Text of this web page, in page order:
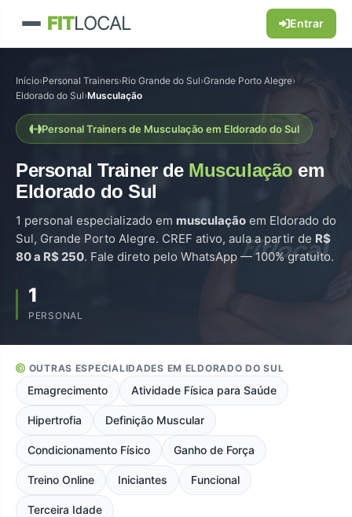
FITLOCAL Entrar
Início›Personal Trainers›Rio Grande do Sul›Grande Porto Alegre›
Eldorado do Sul›Musculação
Personal Trainers de Musculação em Eldorado do Sul
Personal Trainer de Musculação em
Eldorado do Sul
1 personal especializado em musculação em Eldorado do
Sul, Grande Porto Alegre. CREF ativo, aula a partir de R$
80 a R$ 250. Fale direto pelo WhatsApp — 100% gratuito.
1
PERSONAL
OUTRAS ESPECIALIDADES EM ELDORADO DO SUL
Emagrecimento Atividade Física para Saúde
Hipertrofia Definição Muscular
Condicionamento Físico Ganho de Força
Treino Online Iniciantes Funcional
Terceira Idade